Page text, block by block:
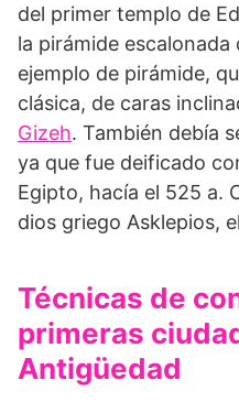
del primer templo de
la pirámide
ejemplo de pirámide,
clásica, de caras
Gizeh. También debía
ya que fue deificado
Egipto, hacía el 525 a.
dios griego Asklepios,
Técnicas de
primeras
Antigüedad